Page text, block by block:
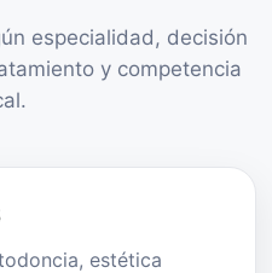
especialidad, decisión
y competencia
estética